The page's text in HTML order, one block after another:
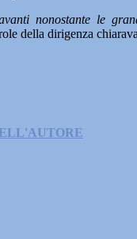
nonostante le
della dirigenza